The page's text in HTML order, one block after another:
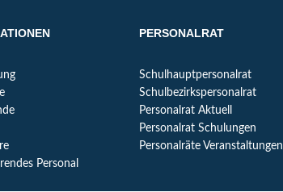
Personal
PERSONALRAT
Schulhauptpersonalrat
Schulbezirkspersonalrat
Personalrat Aktuell
Personalrat Schulungen
Personalräte Veranstaltungen